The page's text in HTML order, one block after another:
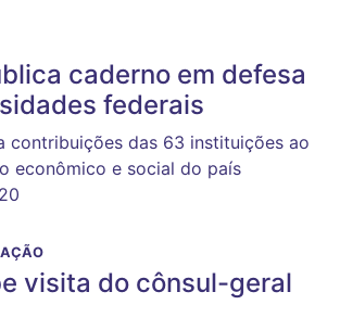
caderno em defesa
federais
contribuições das 63 instituições ao
econômico e social do país
visita do cônsul-geral